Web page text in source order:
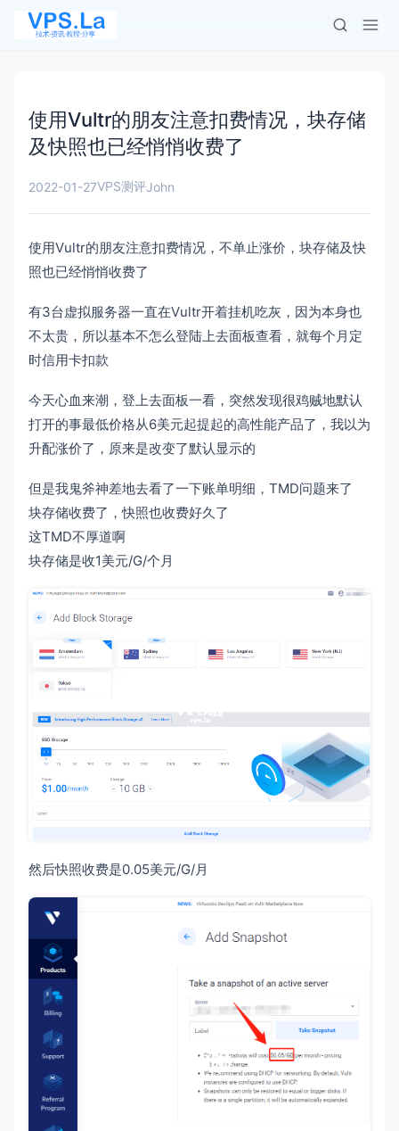
使用Vultr的朋友注意扣费情况，块存储
及快照也已经悄悄收费了
2022-01-27VPS测评John
使用Vultr的朋友注意扣费情况，不单止涨价，块存储及快
照也已经悄悄收费了
有3台虚拟服务器一直在Vultr开着挂机吃灰，因为本身也
不太贵，所以基本不怎么登陆上去面板查看，就每个月定
时信用卡扣款
今天心血来潮，登上去面板一看，突然发现很鸡贼地默认
打开的事最低价格从6美元起提起的高性能产品了，我以为
升配涨价了，原来是改变了默认显示的
但是我鬼斧神差地去看了一下账单明细，TMD问题来了
块存储收费了，快照也收费好久了
这TMD不厚道啊
块存储是收1美元/G/个月
然后快照收费是0.05美元/G/月